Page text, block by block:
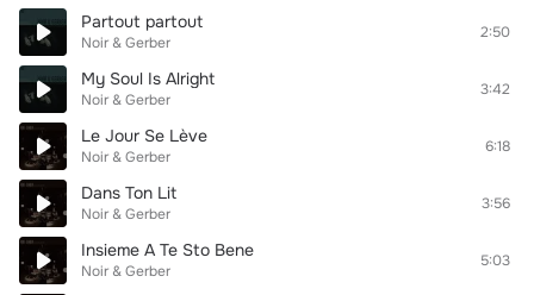
Partout partout
Noir & Gerber
2:50
My Soul Is Alright
Noir & Gerber
3:42
Le Jour Se Lève
Noir & Gerber
6:18
Dans Ton Lit
Noir & Gerber
3:56
Insieme A Te Sto Bene
Noir & Gerber
5:03